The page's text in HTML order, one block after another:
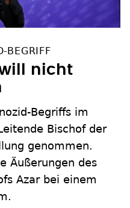
BEGRIFF
nicht
Begriffs im
Bischof der
genommen.
Äußerungen des
Azar bei einem